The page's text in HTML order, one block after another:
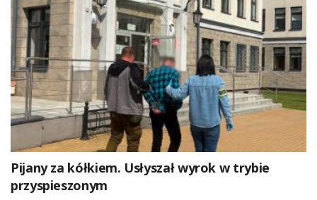
Pijany za kółkiem. Usłyszał wyrok w trybie
przyspieszonym